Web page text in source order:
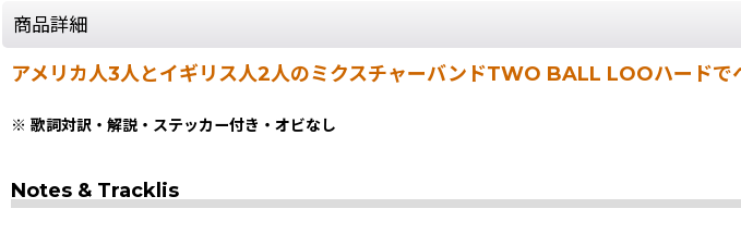
商品詳細
アメリカ人3人とイギリス人2人のミクスチャーバンドTWO BALL LOOハードで
※ 歌詞対訳・解説・ステッカー付き・オビなし
Notes & Tracklis